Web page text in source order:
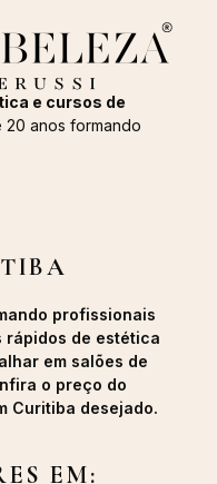
e cursos de
20 anos formando
profissionais
rápidos de estética
em salões de
o preço do
Curitiba desejado.
EM: